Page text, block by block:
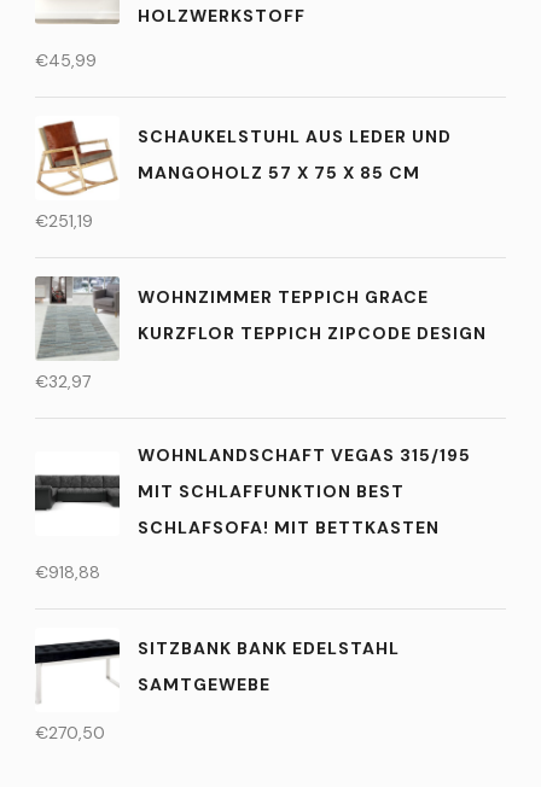
HOLZWERKSTOFF
€45,99
SCHAUKELSTUHL AUS LEDER UND
MANGOHOLZ 57 X 75 X 85 CM
€251,19
WOHNZIMMER TEPPICH GRACE
KURZFLOR TEPPICH ZIPCODE DESIGN
€32,97
WOHNLANDSCHAFT VEGAS 315/195
MIT SCHLAFFUNKTION BEST
SCHLAFSOFA! MIT BETTKASTEN
€918,88
SITZBANK BANK EDELSTAHL
SAMTGEWEBE
€270,50